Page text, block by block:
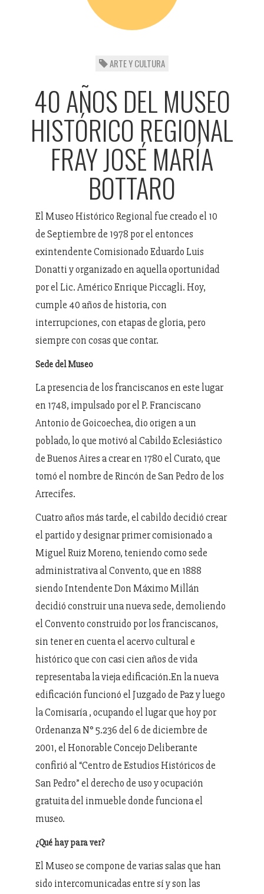
ARTE Y CULTURA
40 AÑOS DEL MUSEO
HISTÓRICO REGIONAL
FRAY JOSÉ MARÍA
BOTTARO
El Museo Histórico Regional fue creado el 10
de Septiembre de 1978 por el entonces
exintendente Comisionado Eduardo Luis
Donatti y organizado en aquella oportunidad
por el Lic. Américo Enrique Piccagli. Hoy,
cumple 40 años de historia, con
interrupciones, con etapas de gloria, pero
siempre con cosas que contar.
Sede del Museo
La presencia de los franciscanos en este lugar
en 1748, impulsado por el P. Franciscano
Antonio de Goicoechea, dio origen a un
poblado, lo que motivó al Cabildo Eclesiástico
de Buenos Aires a crear en 1780 el Curato, que
tomó el nombre de Rincón de San Pedro de los
Arrecifes.
Cuatro años más tarde, el cabildo decidió crear
el partido y designar primer comisionado a
Miguel Ruiz Moreno, teniendo como sede
administrativa al Convento, que en 1888
siendo Intendente Don Máximo Millán
decidió construir una nueva sede, demoliendo
el Convento construido por los franciscanos,
sin tener en cuenta el acervo cultural e
histórico que con casi cien años de vida
representaba la vieja edificación.En la nueva
edificación funcionó el Juzgado de Paz y luego
la Comisaría , ocupando el lugar que hoy por
Ordenanza N° 5.236 del 6 de diciembre de
2001, el Honorable Concejo Deliberante
confirió al “Centro de Estudios Históricos de
San Pedro” el derecho de uso y ocupación
gratuita del inmueble donde funciona el
museo.
¿Qué hay para ver?
El Museo se compone de varias salas que han
sido intercomunicadas entre sí y son las